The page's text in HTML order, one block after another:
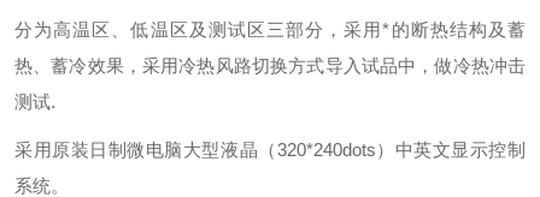
分为高温区、低温区及测试区三部分，采用*的断热结构及蓄
热、蓄冷效果，采用冷热风路切换方式导入试品中，做冷热冲击
测试.
采用原装日制微电脑大型液晶（320*240dots）中英文显示控制
系统。